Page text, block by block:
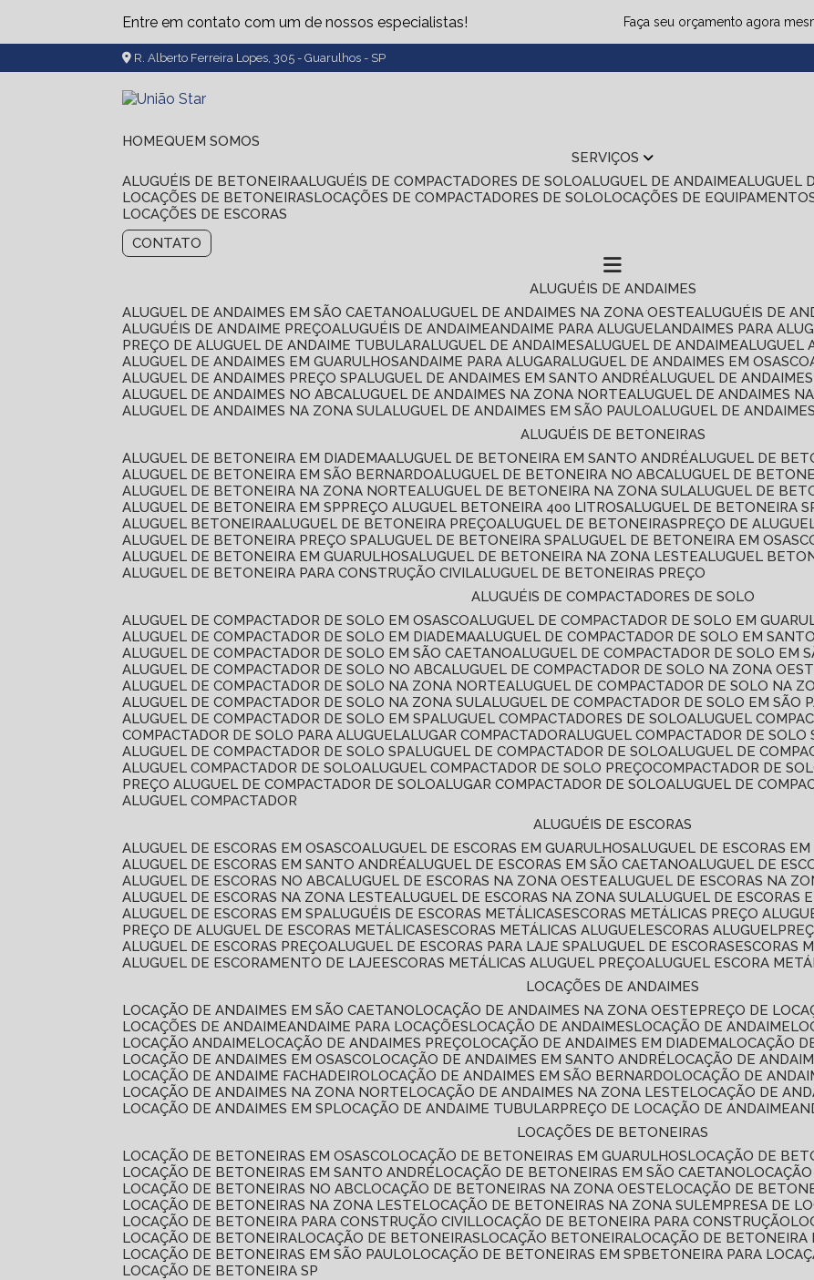
Entre em contato com um de nossos especialistas! Faça seu orçamento agora
R. Alberto Ferreira Lopes, 305 - Guarulhos - SP
HOME
QUEM SOMOS
SERVIÇOS
ALUGUÉIS DE BETONEIRA ALUGUÉIS DE COMPACTADORES DE SOLO ALUGUEL DE ANDAIME ALUGUEL
LOCAÇÕES DE BETONEIRAS LOCAÇÕES DE COMPACTADORES DE SOLO LOCAÇÕES DE
LOCAÇÕES DE ESCORAS
CONTATO
ALUGUÉIS DE ANDAIMES
ALUGUEL DE ANDAIMES EM SÃO CAETANO ALUGUEL DE ANDAIMES NA ZONA OESTE ALUGUÉIS DE
ALUGUÉIS DE ANDAIME PREÇO ALUGUÉIS DE ANDAIME ANDAIME PARA ALUGUEL ANDAIMES PARA
PREÇO DE ALUGUEL DE ANDAIME TUBULAR ALUGUEL DE ANDAIMES ALUGUEL DE ANDAIME ALUGUEL
ALUGUEL DE ANDAIMES EM GUARULHOS ANDAIME PARA ALUGAR ALUGUEL DE ANDAIMES EM OSASCO
ALUGUEL DE ANDAIMES PREÇO SP ALUGUEL DE ANDAIMES EM SANTO ANDRÉ ALUGUEL DE
ALUGUEL DE ANDAIMES NO ABC ALUGUEL DE ANDAIMES NA ZONA NORTE ALUGUEL DE ANDAIMES
ALUGUEL DE ANDAIMES NA ZONA SUL ALUGUEL DE ANDAIMES EM SÃO PAULO ALUGUEL DE
ALUGUÉIS DE BETONEIRAS
ALUGUEL DE BETONEIRA EM DIADEMA ALUGUEL DE BETONEIRA EM SANTO ANDRÉ ALUGUEL DE
ALUGUEL DE BETONEIRA EM SÃO BERNARDO ALUGUEL DE BETONEIRA NO ABC ALUGUEL DE
ALUGUEL DE BETONEIRA NA ZONA NORTE ALUGUEL DE BETONEIRA NA ZONA SUL ALUGUEL DE
ALUGUEL DE BETONEIRA EM SP
PREÇO ALUGUEL BETONEIRA 400 LITROS ALUGUEL DE BETONEIRA
ALUGUEL BETONEIRA ALUGUEL DE BETONEIRA PREÇO ALUGUEL DE BETONEIRAS
PREÇO DE
ALUGUEL DE BETONEIRA PREÇO SP ALUGUEL DE BETONEIRA SP ALUGUEL DE BETONEIRA EM
ALUGUEL DE BETONEIRA EM GUARULHOS ALUGUEL DE BETONEIRA NA ZONA LESTE ALUGUEL
ALUGUEL DE BETONEIRA PARA CONSTRUÇÃO CIVIL ALUGUEL DE BETONEIRAS PREÇO
ALUGUÉIS DE COMPACTADORES DE SOLO
ALUGUEL DE COMPACTADOR DE SOLO EM OSASCO ALUGUEL DE COMPACTADOR DE SOLO EM
ALUGUEL DE COMPACTADOR DE SOLO EM DIADEMA ALUGUEL DE COMPACTADOR DE SOLO EM
ALUGUEL DE COMPACTADOR DE SOLO EM SÃO CAETANO ALUGUEL DE COMPACTADOR DE SOLO EM
ALUGUEL DE COMPACTADOR DE SOLO NO ABC ALUGUEL DE COMPACTADOR DE SOLO NA ZONA
ALUGUEL DE COMPACTADOR DE SOLO NA ZONA NORTE ALUGUEL DE COMPACTADOR DE SOLO NA
ALUGUEL DE COMPACTADOR DE SOLO NA ZONA SUL ALUGUEL DE COMPACTADOR DE SOLO EM SÃO
ALUGUEL DE COMPACTADOR DE SOLO EM SP ALUGUEL COMPACTADORES DE SOLO ALUGUEL
COMPACTADOR DE SOLO PARA ALUGUEL ALUGAR COMPACTADOR ALUGUEL COMPACTADOR DE SOLO
ALUGUEL DE COMPACTADOR DE SOLO SP ALUGUEL DE COMPACTADOR DE SOLO ALUGUEL DE
ALUGUEL COMPACTADOR DE SOLO ALUGUEL COMPACTADOR DE SOLO PREÇO COMPACTADOR DE
PREÇO ALUGUEL DE COMPACTADOR DE SOLO ALUGAR COMPACTADOR DE SOLO ALUGUEL DE
ALUGUEL COMPACTADOR
ALUGUÉIS DE ESCORAS
ALUGUEL DE ESCORAS EM OSASCO ALUGUEL DE ESCORAS EM GUARULHOS ALUGUEL DE ESCORAS
ALUGUEL DE ESCORAS EM SANTO ANDRÉ ALUGUEL DE ESCORAS EM SÃO CAETANO ALUGUEL DE
ALUGUEL DE ESCORAS NO ABC ALUGUEL DE ESCORAS NA ZONA OESTE ALUGUEL DE ESCORAS NA
ALUGUEL DE ESCORAS NA ZONA LESTE ALUGUEL DE ESCORAS NA ZONA SUL ALUGUEL DE ESCORAS
ALUGUEL DE ESCORAS EM SP ALUGUÉIS DE ESCORAS METÁLICAS
ESCORAS METÁLICAS PREÇO
PREÇO DE ALUGUEL DE ESCORAS METÁLICAS
ESCORAS METÁLICAS ALUGUEL ESCORAS ALUGUEL
ALUGUEL DE ESCORAS PREÇO ALUGUEL DE ESCORAS PARA LAJE SP ALUGUEL DE ESCORAS
ESCORAS
ALUGUEL DE ESCORAMENTO DE LAJE
ESCORAS METÁLICAS ALUGUEL PREÇO ALUGUEL ESCORA
LOCAÇÕES DE ANDAIMES
LOCAÇÃO DE ANDAIMES EM SÃO CAETANO LOCAÇÃO DE ANDAIMES NA ZONA OESTE
PREÇO DE
LOCAÇÕES DE ANDAIME ANDAIME PARA LOCAÇÕES LOCAÇÃO DE ANDAIMES LOCAÇÃO DE ANDAIME
LOCAÇÃO ANDAIME LOCAÇÃO DE ANDAIMES PREÇO LOCAÇÃO DE ANDAIMES EM DIADEMA LOCAÇÃO
LOCAÇÃO DE ANDAIMES EM OSASCO LOCAÇÃO DE ANDAIMES EM SANTO ANDRÉ LOCAÇÃO DE
LOCAÇÃO DE ANDAIME FACHADEIRO LOCAÇÃO DE ANDAIMES EM SÃO BERNARDO LOCAÇÃO DE
LOCAÇÃO DE ANDAIMES NA ZONA NORTE LOCAÇÃO DE ANDAIMES NA ZONA LESTE LOCAÇÃO DE
LOCAÇÃO DE ANDAIMES EM SP LOCAÇÃO DE ANDAIME TUBULAR PREÇO DE LOCAÇÃO DE ANDAIME
LOCAÇÕES DE BETONEIRAS
LOCAÇÃO DE BETONEIRAS EM OSASCO LOCAÇÃO DE BETONEIRAS EM GUARULHOS LOCAÇÃO DE
LOCAÇÃO DE BETONEIRAS EM SANTO ANDRÉ LOCAÇÃO DE BETONEIRAS EM SÃO CAETANO
LOCAÇÃO DE BETONEIRAS NO ABC LOCAÇÃO DE BETONEIRAS NA ZONA OESTE LOCAÇÃO DE
LOCAÇÃO DE BETONEIRAS NA ZONA LESTE LOCAÇÃO DE BETONEIRAS NA ZONA SUL
EMPRESA DE
LOCAÇÃO DE BETONEIRA PARA CONSTRUÇÃO CIVIL LOCAÇÃO DE BETONEIRA PARA CONSTRUÇÃO
LOCAÇÃO DE BETONEIRA LOCAÇÃO DE BETONEIRAS LOCAÇÃO BETONEIRA LOCAÇÃO DE BETONEIRA
LOCAÇÃO DE BETONEIRAS EM SÃO PAULO LOCAÇÃO DE BETONEIRAS EM SP BETONEIRA PARA
LOCAÇÃO DE BETONEIRA SP